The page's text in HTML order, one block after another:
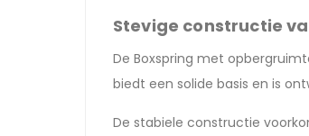
Stevige constructie
De Boxspring met
biedt een solide basis en is
De stabiele constructie